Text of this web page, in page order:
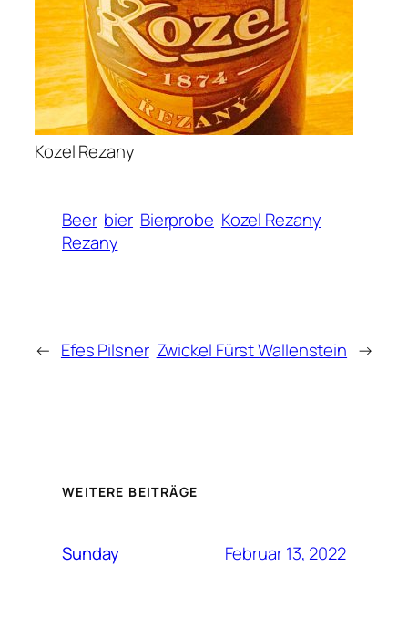
Kozel Rezany
Beer bier Bierprobe Kozel Rezany
Rezany
← Efes Pilsner Zwickel Fürst Wallenstein →
WEITERE BEITRÄGE
Sunday Februar 13, 2022